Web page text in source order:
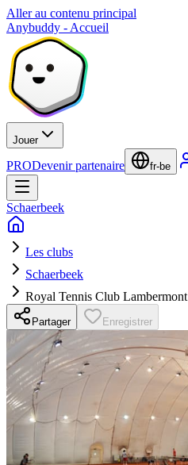
Aller au contenu principal
Anybuddy - Accueil
Jouer
PRODevenir partenaire fr-be
Schaerbeek
Les clubs
Schaerbeek
Royal Tennis Club Lambermont
Partager Enregistrer